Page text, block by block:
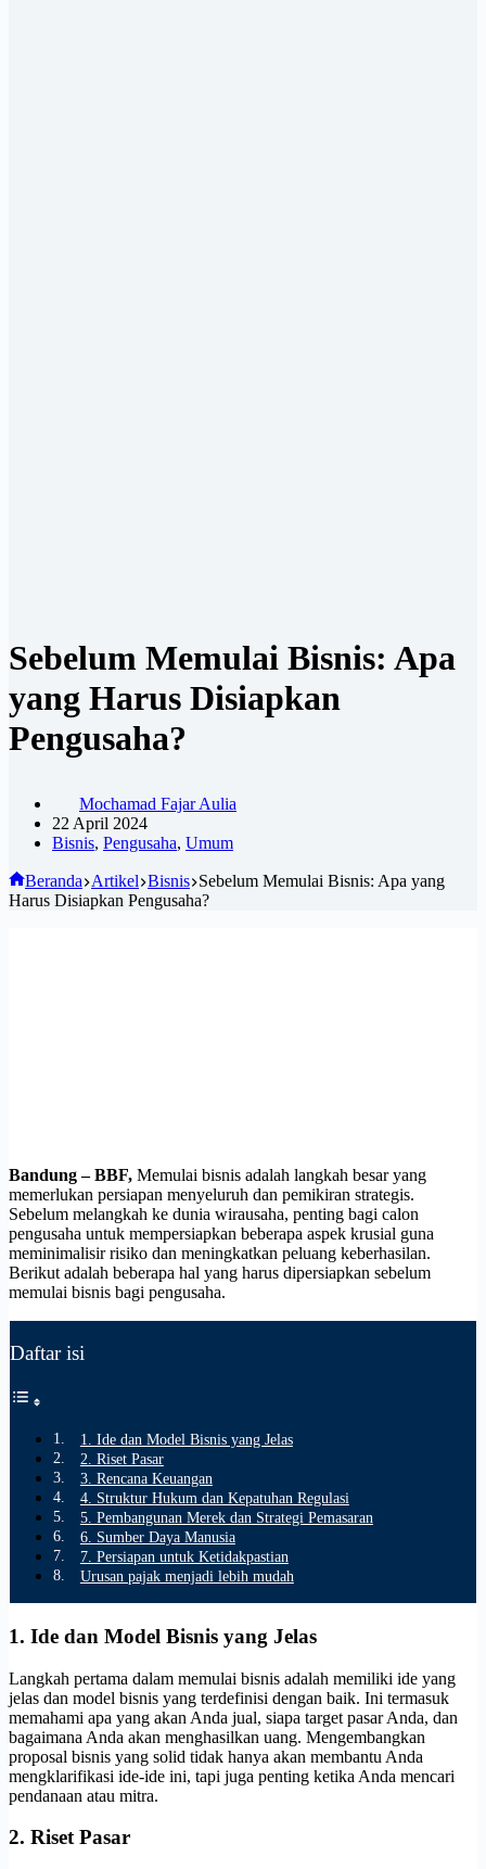
Sebelum Memulai Bisnis: Apa
yang Harus Disiapkan
Pengusaha?
Mochamad Fajar Aulia
22 April 2024
Bisnis, Pengusaha, Umum
Beranda Artikel Bisnis Sebelum Memulai Bisnis: Apa yang
Harus Disiapkan Pengusaha?
Bandung – BBF, Memulai bisnis adalah langkah besar yang
memerlukan persiapan menyeluruh dan pemikiran strategis.
Sebelum melangkah ke dunia wirausaha, penting bagi calon
pengusaha untuk mempersiapkan beberapa aspek krusial guna
meminimalisir risiko dan meningkatkan peluang keberhasilan.
Berikut adalah beberapa hal yang harus dipersiapkan sebelum
memulai bisnis bagi pengusaha.
Daftar isi
1. Ide dan Model Bisnis yang Jelas
2. Riset Pasar
3. Rencana Keuangan
4. Struktur Hukum dan Kepatuhan Regulasi
5. Pembangunan Merek dan Strategi Pemasaran
6. Sumber Daya Manusia
7. Persiapan untuk Ketidakpastian
Urusan pajak menjadi lebih mudah
1. Ide dan Model Bisnis yang Jelas
Langkah pertama dalam memulai bisnis adalah memiliki ide yang
jelas dan model bisnis yang terdefinisi dengan baik. Ini termasuk
memahami apa yang akan Anda jual, siapa target pasar Anda, dan
bagaimana Anda akan menghasilkan uang. Mengembangkan
proposal bisnis yang solid tidak hanya akan membantu Anda
mengklarifikasi ide-ide ini, tapi juga penting ketika Anda mencari
pendanaan atau mitra.
2. Riset Pasar